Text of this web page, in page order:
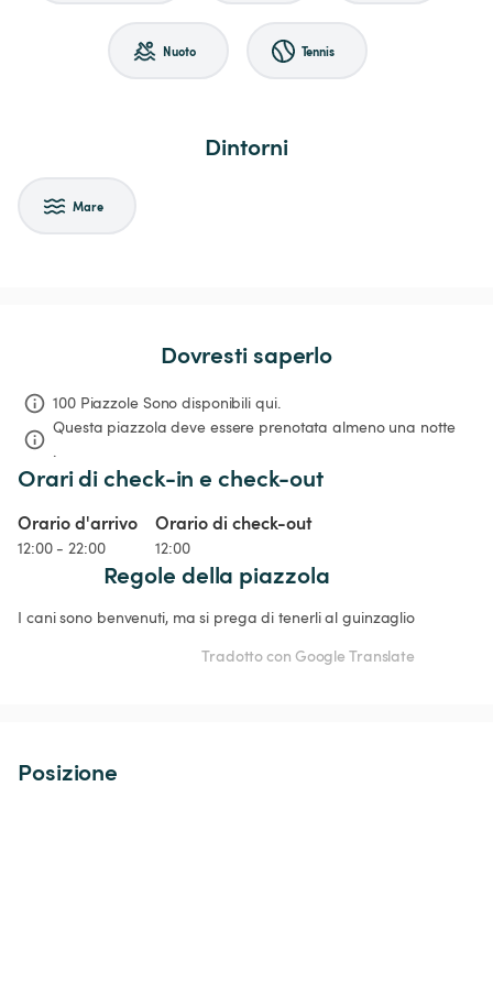
Nuoto Tennis
Dintorni
Mare
Dovresti saperlo
100 Piazzole Sono disponibili qui.
Questa piazzola deve essere prenotata almeno una notte
.
Orari di check-in e check-out
Orario d'arrivo
12:00 - 22:00
Orario di check-out
12:00
Regole della piazzola
I cani sono benvenuti, ma si prega di tenerli al guinzaglio
Tradotto con Google Translate
Posizione